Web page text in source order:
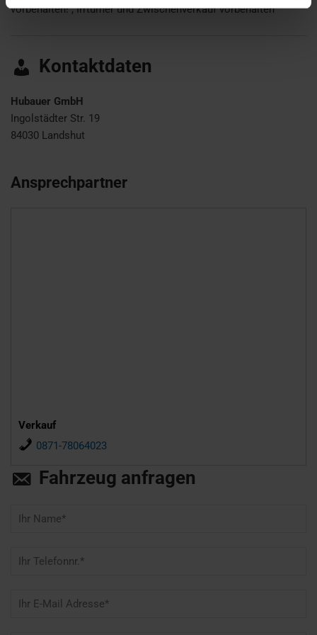
vorbehalten! , Irrtümer und Zwischenverkauf vorbehalten
Kontaktdaten
Hubauer GmbH
Ingolstädter Str. 19
84030 Landshut
Ansprechpartner
Verkauf
0871-78064023
Fahrzeug anfragen